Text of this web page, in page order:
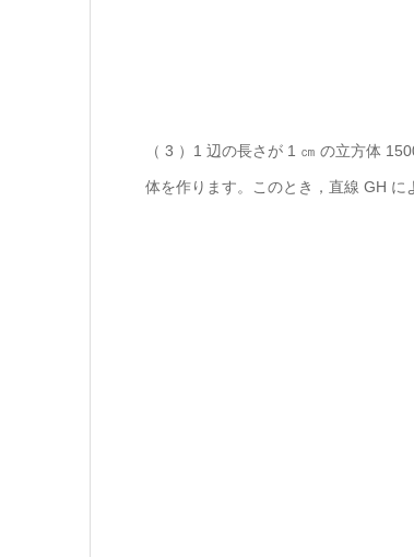
（ 3 ）1 辺の長さが 1 ㎝ の立方体
体を作ります。このとき，直線 GH に